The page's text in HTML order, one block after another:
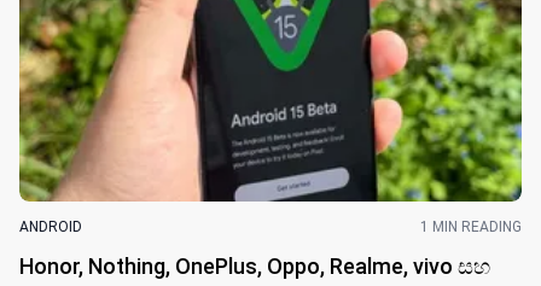
ANDROID 1 MIN READING
Honor, Nothing, OnePlus, Oppo, Realme, vivo සහ